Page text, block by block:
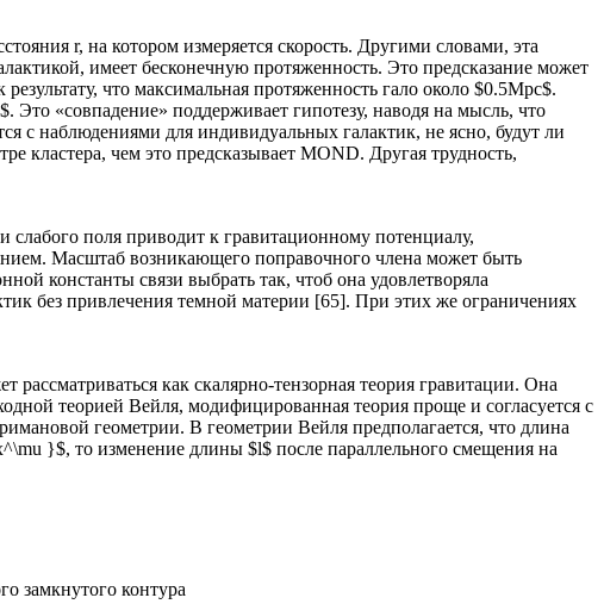
r, на котором измеряется скорость. Другими словами, эта
имеет бесконечную протяженность. Это предсказание может
что максимальная протяженность гало около $0.5Mpc$.
«совпадение» поддерживает гипотезу, наводя на мысль, что
с наблюдениями для индивидуальных галактик, не ясно, будут ли
кластера, чем это предсказывает MOND. Другая трудность,
поля приводит к гравитационному потенциалу,
Масштаб возникающего поправочного члена может быть
константы связи выбрать так, чтоб она удовлетворяла
без привлечения темной материи [65]. При этих же ограничениях
как скалярно-тензорная теория гравитации. Она
теорией Вейля, модифицированная теория проще и согласуется с
геометрии. В геометрии Вейля предполагается, что длина
}$, то изменение длины $l$ после параллельного смещения на
замкнутого контура